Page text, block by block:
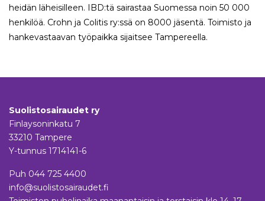
heidän läheisilleen. IBD:tä sairastaa Suomessa noin 50 000
henkilöä. Crohn ja Colitis ry:ssä on 8000 jäsentä. Toimisto ja
hankevastaavan työpaikka sijaitsee Tampereella.
Suolistosairaudet ry
Finlaysoninkatu 7
33210 Tampere
Y-tunnus 1714141-6
Puh 044 725 4400
info@suolistosairaudet.fi